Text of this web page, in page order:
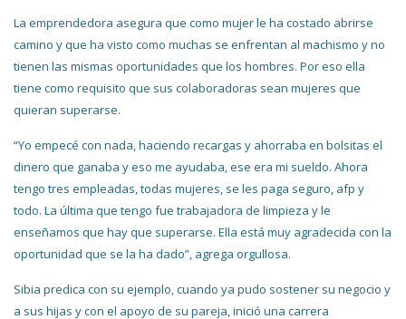
La emprendedora asegura que como mujer le ha costado abrirse
camino y que ha visto como muchas se enfrentan al machismo y no
tienen las mismas oportunidades que los hombres. Por eso ella
tiene como requisito que sus colaboradoras sean mujeres que
quieran superarse.
“Yo empecé con nada, haciendo recargas y ahorraba en bolsitas el
dinero que ganaba y eso me ayudaba, ese era mi sueldo. Ahora
tengo tres empleadas, todas mujeres, se les paga seguro, afp y
todo. La última que tengo fue trabajadora de limpieza y le
enseñamos que hay que superarse. Ella está muy agradecida con la
oportunidad que se la ha dado”, agrega orgullosa.
Sibia predica con su ejemplo, cuando ya pudo sostener su negocio y
a sus hijas y con el apoyo de su pareja, inició una carrera